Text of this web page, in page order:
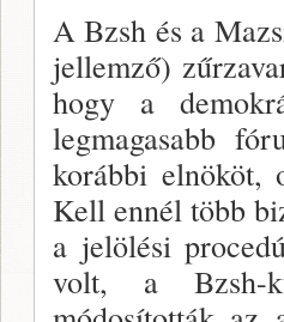
A Bzsh és a
jellemző)
hogy a
legmagasabb
korábbi elnököt,
Kell ennél több
a jelölési
volt, a Bzsh-